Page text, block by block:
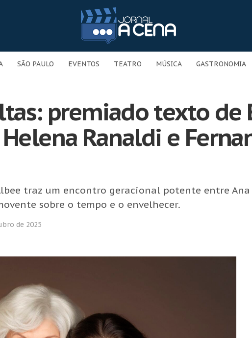
SÃO PAULO EVENTOS TEATRO MÚSICA GASTRONOMIA
premiado texto de
Helena Ranaldi e
traz um encontro geracional potente entre Ana
sobre o tempo e o envelhecer.
de 2025